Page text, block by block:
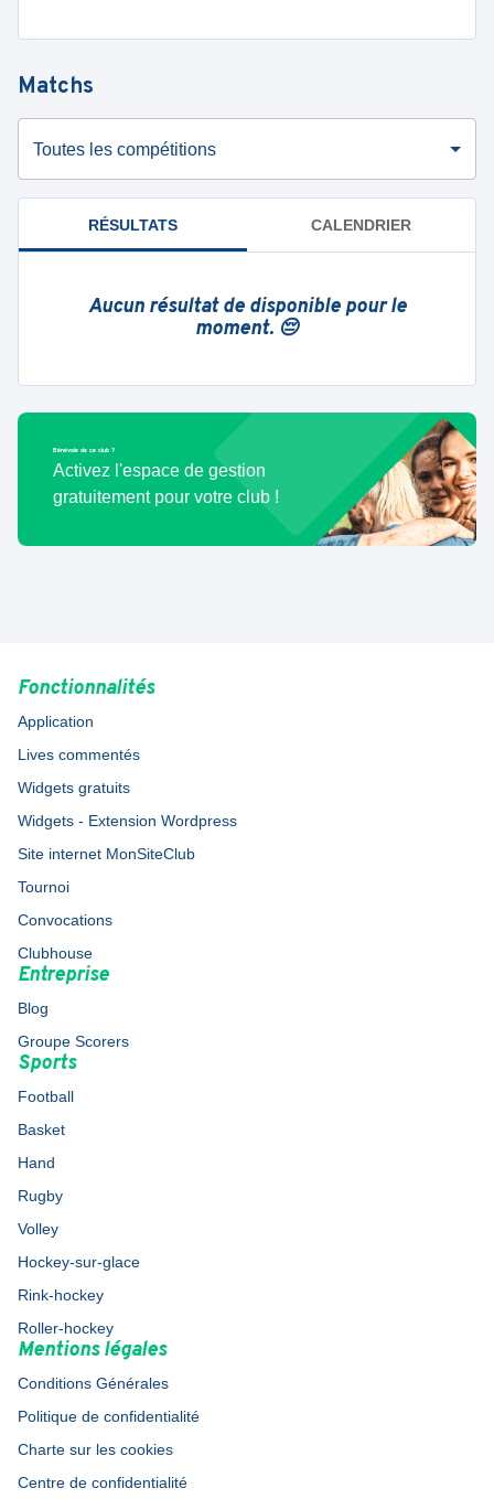
Matchs
Toutes les compétitions
RÉSULTATS CALENDRIER
Aucun résultat de disponible pour le
moment. 😔
Bénévole de ce club ?
Activez l'espace de gestion
gratuitement pour votre club !
Fonctionnalités
Application
Lives commentés
Widgets gratuits
Widgets - Extension Wordpress
Site internet MonSiteClub
Tournoi
Convocations
Clubhouse
Entreprise
Blog
Groupe Scorers
Sports
Football
Basket
Hand
Rugby
Volley
Hockey-sur-glace
Rink-hockey
Roller-hockey
Mentions légales
Conditions Générales
Politique de confidentialité
Charte sur les cookies
Centre de confidentialité